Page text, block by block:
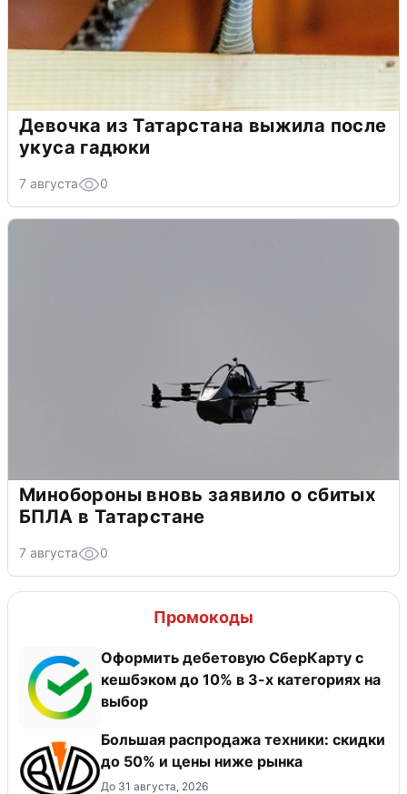
Девочка из Татарстана выжила после
укуса гадюки
7 августа 0
Минобороны вновь заявило о сбитых
БПЛА в Татарстане
7 августа 0
Промокоды
Оформить дебетовую СберКарту с
кешбэком до 10% в 3-х категориях на
выбор
Большая распродажа техники: скидки
до 50% и цены ниже рынка
До 31 августа, 2026